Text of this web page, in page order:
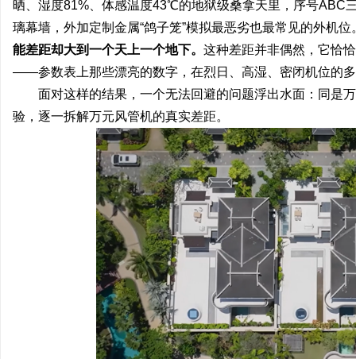
晒、湿度81%、体感温度43℃的地狱级桑拿天里，序号ABC
璃幕墙，外加定制金属“鸽子笼”模拟最恶劣也最常见的外机
能差距却大到一个天上一个地下。 这种差距并非偶然，它恰
——参数表上那些漂亮的数字，在烈日、高湿、密闭机位的
面对这样的结果，一个无法回避的问题浮出水面：同是
验，逐一拆解万元风管机的真实差距。